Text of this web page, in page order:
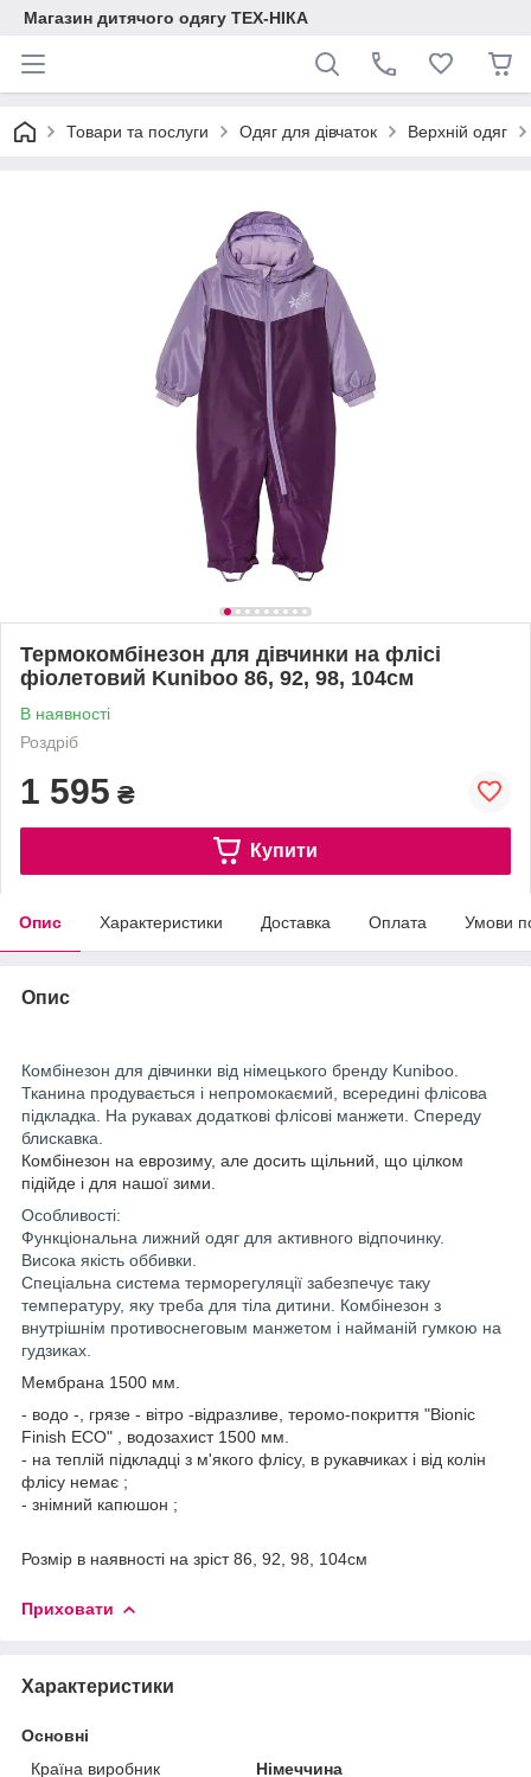
Магазин дитячого одягу ТЕХ-НІКА
Товари та послуги Одяг для дівчаток Верхній одяг
Термокомбінезон для дівчинки на флісі
фіолетовий Kuniboo 86, 92, 98, 104см
В наявності
Роздріб
1 595 ₴
Купити
Опис Характеристики Доставка Оплата Умови
Опис
Комбінезон для дівчинки від німецького бренду Kuniboo.
Тканина продувається і непромокаємий, всередині флісова
підкладка. На рукавах додаткові флісові манжети. Спереду
блискавка.
Комбінезон на еврозиму, але досить щільний, що цілком
підійде і для нашої зими.
Особливості:
Функціональна лижний одяг для активного відпочинку.
Висока якість оббивки.
Спеціальна система терморегуляції забезпечує таку
температуру, яку треба для тіла дитини. Комбінезон з
внутрішнім противоснеговым манжетом і найманій гумкою на
гудзиках.
Мембрана 1500 мм.
- водо -, грязе - вітро -відразливе, теромо-покриття "Bionic
Finish ECO" , водозахист 1500 мм.
- на теплій підкладці з м'якого флісу, в рукавчиках і від колін
флісу немає ;
- знімний капюшон ;
Розмір в наявності на зріст 86, 92, 98, 104см
Приховати
Характеристики
Основні
Країна виробник
Німеччина